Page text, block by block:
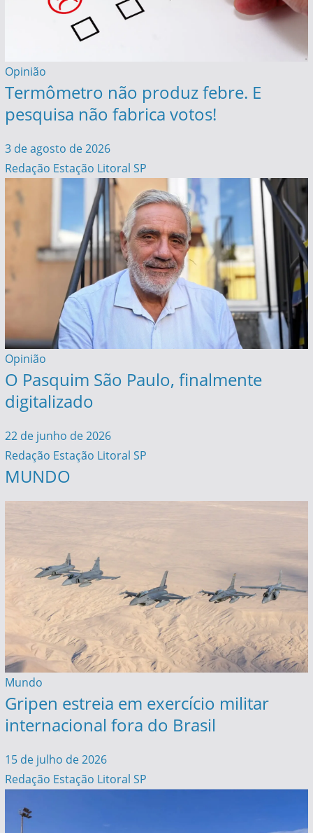
Opinião
Termômetro não produz febre. E
pesquisa não fabrica votos!
3 de agosto de 2026
Redação Estação Litoral SP
Opinião
O Pasquim São Paulo, finalmente
digitalizado
22 de junho de 2026
Redação Estação Litoral SP
MUNDO
Mundo
Gripen estreia em exercício militar
internacional fora do Brasil
15 de julho de 2026
Redação Estação Litoral SP